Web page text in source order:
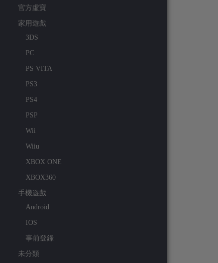
官方虛寶
家用遊戲
3DS
PC
PS VITA
PS3
PS4
PSP
Wii
Wiiu
XBOX ONE
XBOX360
手機遊戲
Android
IOS
事前登錄
未分類